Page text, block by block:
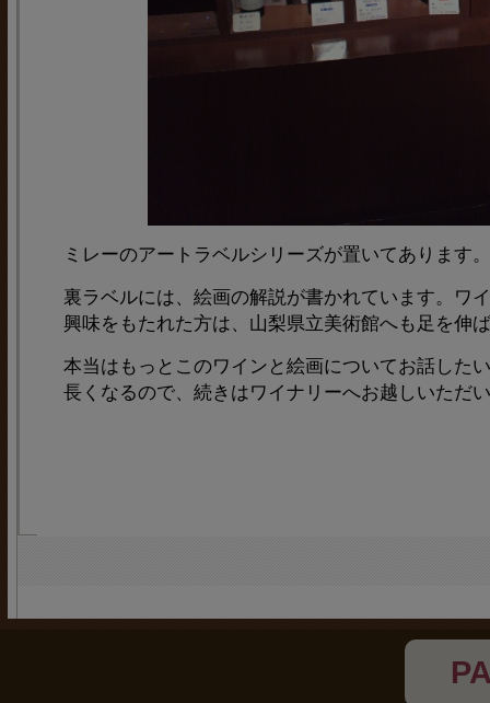
ミレーのアートラベルシリーズが置いてあります。
裏ラベルには、絵画の解説が書かれています。ワ
興味をもたれた方は、山梨県立美術館へも足を伸
本当はもっとこのワインと絵画についてお話した
長くなるので、続きはワイナリーへお越しいただ